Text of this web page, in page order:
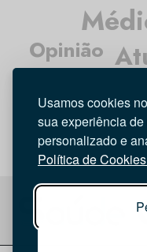
Usamos cookies
sua experiência
personalizado e
Política de
Opinião